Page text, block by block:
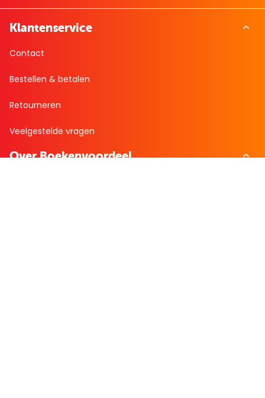
Klantenservice
Contact
Bestellen & betalen
Retourneren
Veelgestelde vragen
Over Boekenvoordeel